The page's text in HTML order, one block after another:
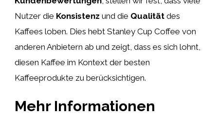
Nutzer die Konsistenz und die Qualität des
Kaffees loben. Dies hebt Stanley Cup Coffee von
anderen Anbietern ab und zeigt, dass es sich lohnt,
diesen Kaffee im Kontext der besten
Kaffeeprodukte zu berücksichtigen.
Mehr Informationen